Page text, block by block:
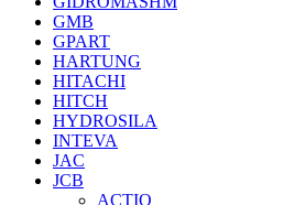
GMB
GPART
HARTUNG
HITACHI
HITCH
HYDROSILA
INTEVA
JAC
JCB
ACTIO